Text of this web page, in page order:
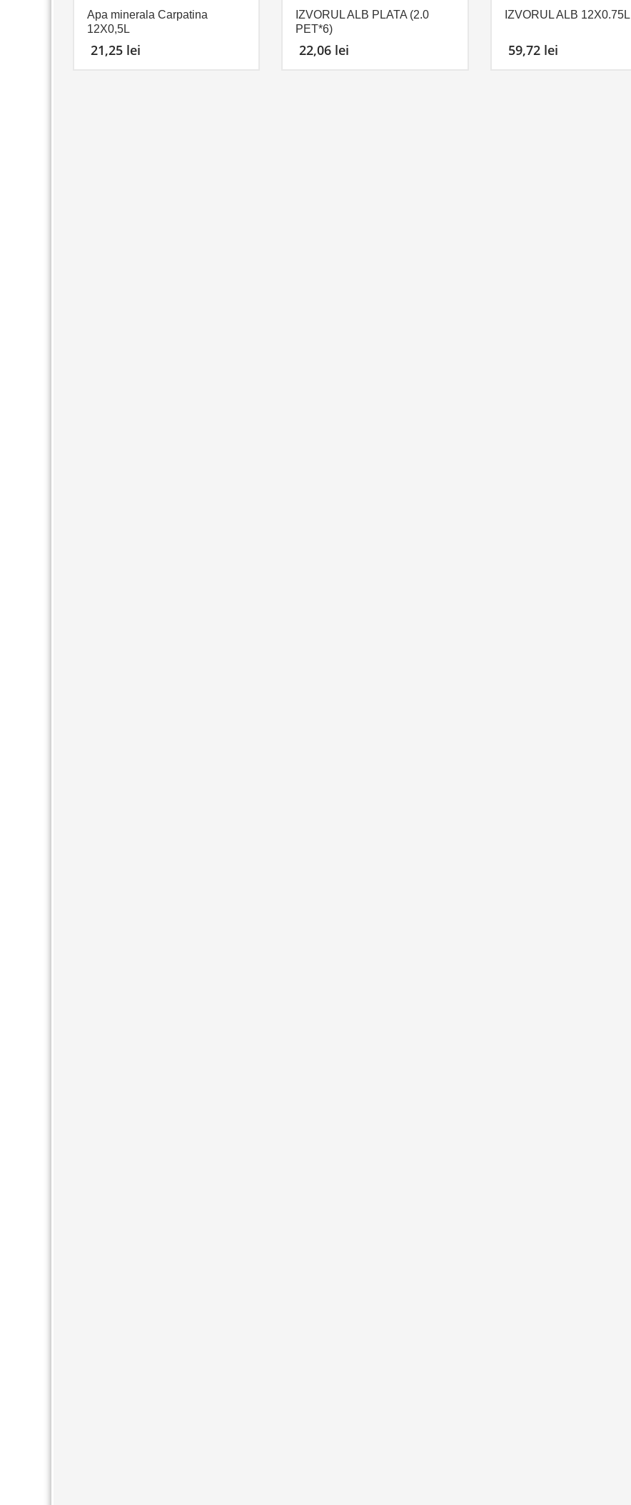
Apa minerala Carpatina
12X0,5L
21,25 lei
IZVORUL ALB PLATA (2.0
PET*6)
22,06 lei
IZVORUL ALB 12X0.75L
59,72 lei